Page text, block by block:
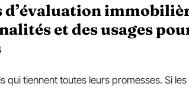
d’évaluation
et des usages
qui tiennent toutes leurs promesses. Si